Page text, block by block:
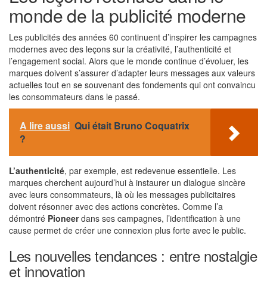
monde de la publicité moderne
Les publicités des années 60 continuent d’inspirer les campagnes
modernes avec des leçons sur la créativité, l’authenticité et
l’engagement social. Alors que le monde continue d’évoluer, les
marques doivent s’assurer d’adapter leurs messages aux valeurs
actuelles tout en se souvenant des fondements qui ont convaincu
les consommateurs dans le passé.
A lire aussi Qui était Bruno Coquatrix
?
L’authenticité, par exemple, est redevenue essentielle. Les
marques cherchent aujourd’hui à instaurer un dialogue sincère
avec leurs consommateurs, là où les messages publicitaires
doivent résonner avec des actions concrètes. Comme l’a
démontré Pioneerdans ses campagnes, l’identification à une
cause permet de créer une connexion plus forte avec le public.
Les nouvelles tendances : entre nostalgie
et innovation